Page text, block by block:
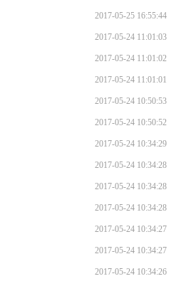
2017-05-25 16:55:44
2017-05-24 11:01:03
2017-05-24 11:01:02
2017-05-24 11:01:01
2017-05-24 10:50:53
2017-05-24 10:50:52
2017-05-24 10:34:29
2017-05-24 10:34:28
2017-05-24 10:34:28
2017-05-24 10:34:28
2017-05-24 10:34:27
2017-05-24 10:34:27
2017-05-24 10:34:26